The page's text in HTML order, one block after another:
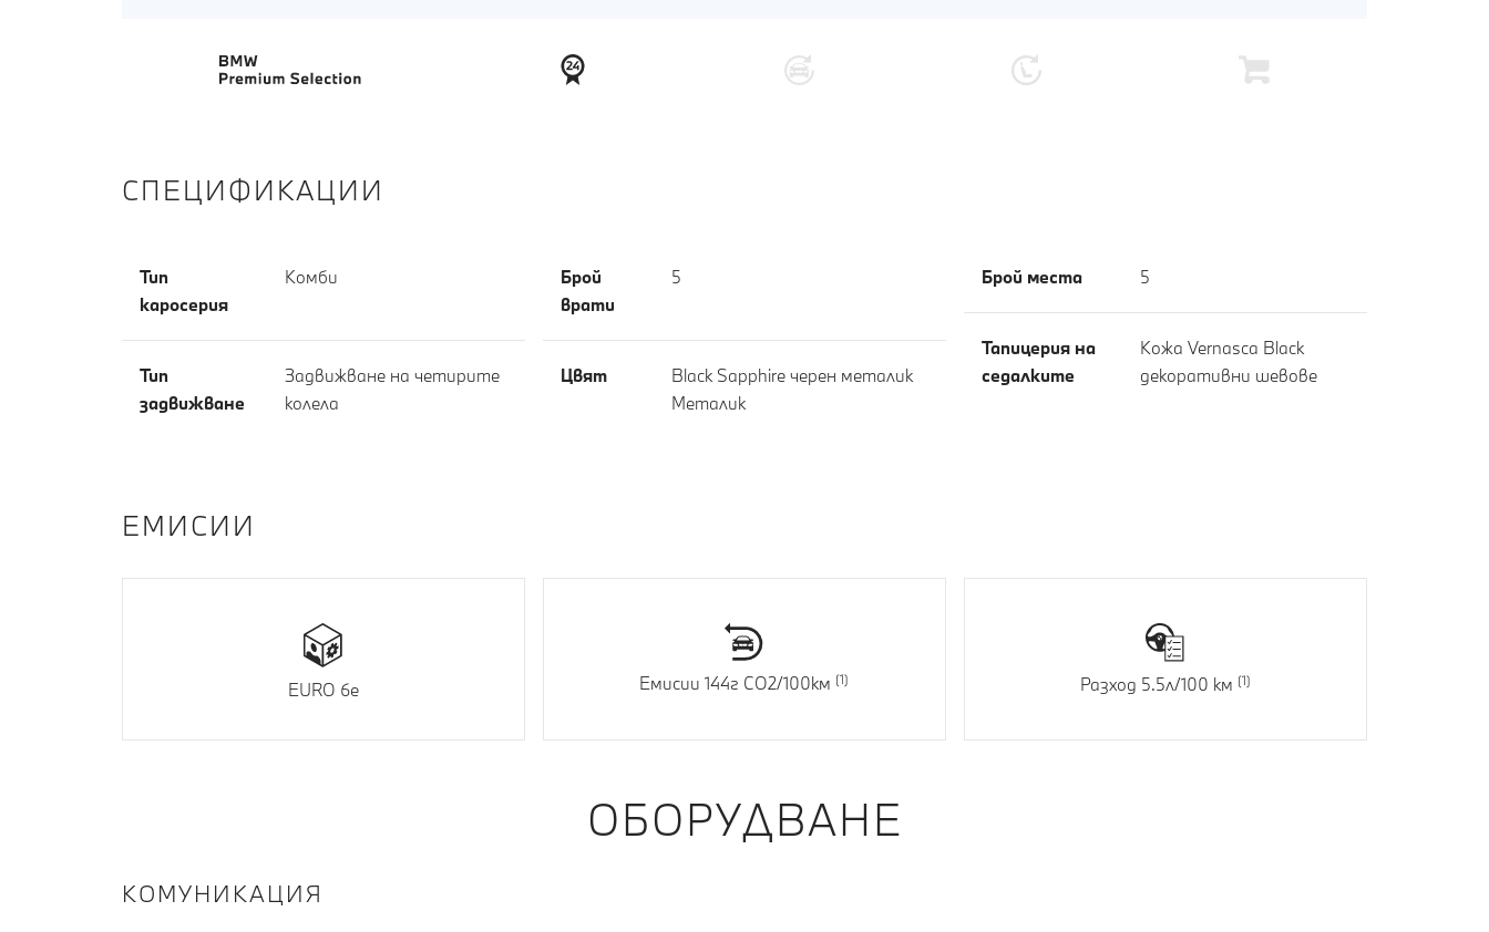
СПЕЦИФИКАЦИИ
Тип
каросерия
Комби
Тип
задвижване
Задвижване на четирите
колела
Брой
врати
5
Цвят
Black Sapphire черен металик
Meталик
Брой места 5
Тапицерия на
седалките
Кожа Vernasca Black
декоративни шевове
EМИСИИ
EURO 6e Емисии 144г CO2/100км Разход 5.5л/100 км
ОБОРУДВАНЕ
КОМУНИКАЦИЯ